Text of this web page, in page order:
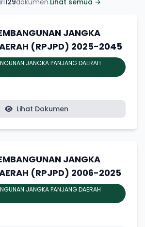
JANGKA
(RPJPD) 2025-2045
JANGKA PANJANG DAERAH
Lihat Dokumen
JANGKA
(RPJPD) 2006-2025
JANGKA PANJANG DAERAH